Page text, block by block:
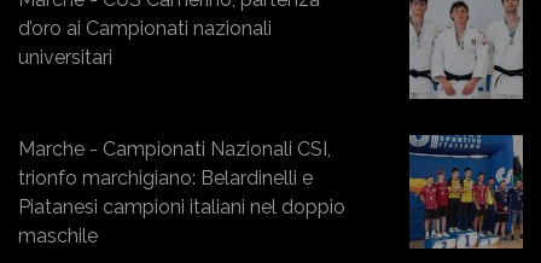
d’oro ai Campionati nazionali
universitari
Marche - Campionati Nazionali CSI,
trionfo marchigiano: Belardinelli e
Piatanesi campioni italiani nel doppio
maschile